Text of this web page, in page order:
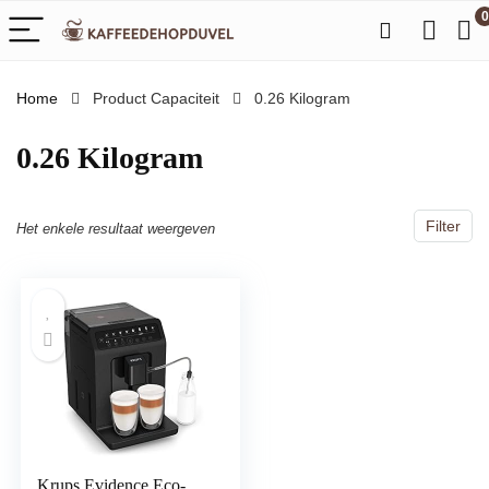
0
Home Product Capaciteit ‎0.26 Kilogram
‎0.26 Kilogram
Filter
Het enkele resultaat weergeven
Krups Evidence Eco-